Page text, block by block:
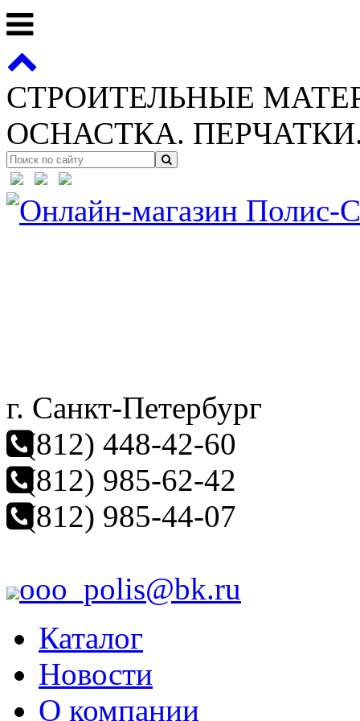
СТРОИТЕЛЬНЫЕ
ОСНАСТКА.
г. Санкт-Петербург
(812) 448-42-60
(812) 985-62-42
(812) 985-44-07
ooo_polis@bk.ru
Каталог
Новости
О компании